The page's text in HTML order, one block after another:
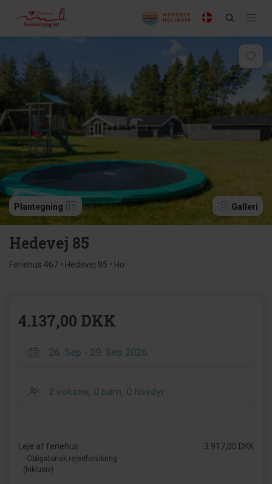
Plantegning Galleri
Hedevej 85
Feriehus 467 • Hedevej 85 • Ho
4.137,00 DKK
Leje af feriehus
- Obligatorisk rejseforsikring
(Inklusiv)
3.917,00 DKK